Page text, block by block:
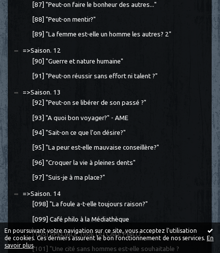
En poursuivant votre navigation sur ce site, vous acceptez l'utilisation
de cookies. Ces derniers assurent le bon fonctionnement de nos services. En
savoir plus.
[87] "Peut-on faire le bonheur des autres..."
[88] "Peut-on mentir?"
[89] "La femme est-elle un homme les autres? 2"
=>Saison. 12
[90] "Guerre et nature humaine"
[91] "Peut-on réussir sans effort ni talent ?"
=>Saison. 13
[92] "Peut-on se libérer de son passé ?"
[93] "A quoi bon voyager?" - AME
[94] "Sait-on ce que l'on désire?"
[95] "La peur est-elle mauvaise conseillère?"
[96] "Croquer la vie à pleines dents"
[97] "Suis-je à ma place?"
=>Saison. 14
[098] "La foule a-t-elle toujours raison?"
[099] Café philo à la Médiathèque
[100] SPÉCIALE 100E DU CAFÉ PHILO
[101] "Une cité sans hommes est-elle souhaitable ?